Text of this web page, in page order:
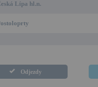
Lípa hl.n.
Odjezdy